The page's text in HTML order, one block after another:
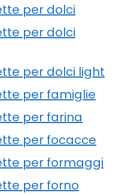
per dolci
per dolci
per dolci light
per famiglie
per farina
per focacce
per formaggi
per forno